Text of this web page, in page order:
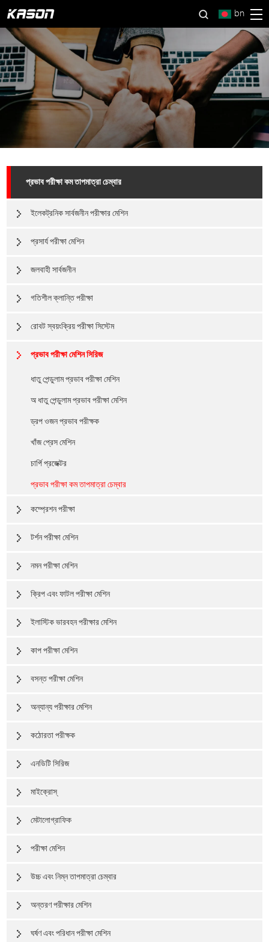
bn
প্রভাব পরীক্ষা কম তাপমাত্রা চেম্বার
ইলেকট্রনিক সার্বজনীন পরীক্ষার মেশিন
প্রসার্য পরীক্ষা মেশিন
জলবাহী সার্বজনীন
গতিশীল ক্লান্তি পরীক্ষা
রোবট স্বয়ংক্রিয় পরীক্ষা সিস্টেম
প্রভাব পরীক্ষা মেশিন সিরিজ
ধাতু পেন্ডুলাম প্রভাব পরীক্ষা মেশিন
অ ধাতু পেন্ডুলাম প্রভাব পরীক্ষা মেশিন
ড্রপ ওজন প্রভাব পরীক্ষক
খাঁজ প্রেস মেশিন
চার্পি প্রজেক্টর
প্রভাব পরীক্ষা কম তাপমাত্রা চেম্বার
কম্প্রেশন পরীক্ষা
টর্শন পরীক্ষা মেশিন
নমন পরীক্ষা মেশিন
ক্রিপ এবং ফাটল পরীক্ষা মেশিন
ইলাস্টিক ভারবহন পরীক্ষার মেশিন
কাপ পরীক্ষা মেশিন
বসন্ত পরীক্ষা মেশিন
অন্যান্য পরীক্ষার মেশিন
কঠোরতা পরীক্ষক
এনডিটি সিরিজ
মাইক্রোস্
মেটালোগ্রাফিক
পরীক্ষা মেশিন
উচ্চ এবং নিম্ন তাপমাত্রা চেম্বার
অন্তরণ পরীক্ষার মেশিন
ঘর্ষণ এবং পরিধান পরীক্ষা মেশিন